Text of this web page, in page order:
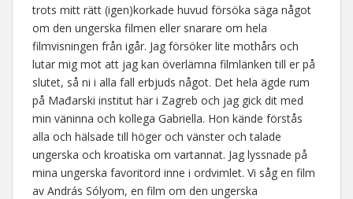
trots mitt rätt (igen)korkade huvud försöka säga något
om den ungerska filmen eller snarare om hela
filmvisningen från igår. Jag försöker lite mothårs och
lutar mig mot att jag kan överlämna filmlänken till er på
slutet, så ni i alla fall erbjuds något. Det hela ägde rum
på Mađarski institut här i Zagreb och jag gick dit med
min väninna och kollega Gabriella. Hon kände förstås
alla och hälsade till höger och vänster och talade
ungerska och kroatiska om vartannat. Jag lyssnade på
mina ungerska favoritord inne i ordvimlet. Vi såg en film
av András Sólyom, en film om den ungerska